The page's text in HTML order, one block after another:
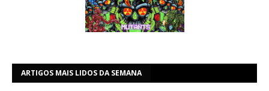
ARTIGOS MAIS LIDOS DA SEMANA